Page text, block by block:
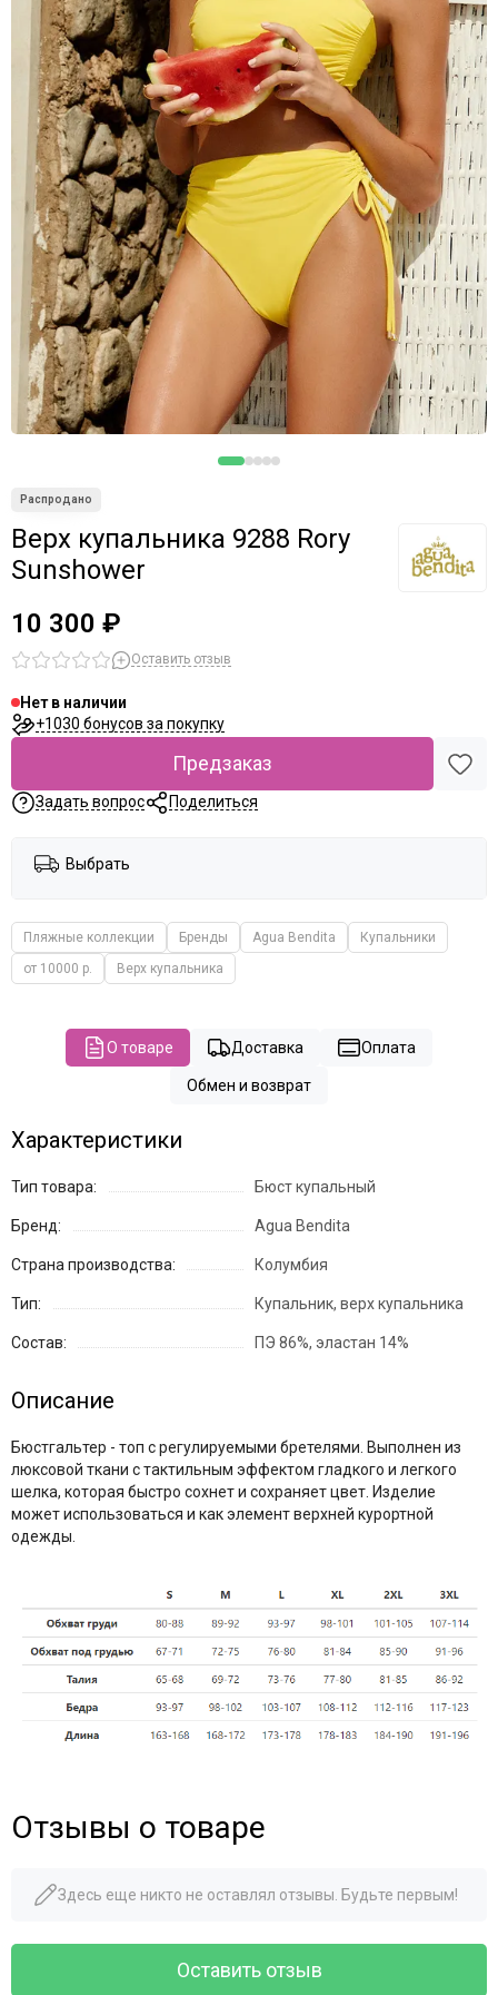
Верх купальника 9288 Rory
Sunshower
10 300 ₽
Оставить отзыв
Нет в наличии
+1030 бонусов за покупку
Предзаказ
Задать вопрос Поделиться
Выбрать
Пляжные коллекции Бренды Agua Bendita
Купальники
от 10000 р.
Верх купальника
О товаре Доставка Оплата
Обмен и возврат
Характеристики
Тип товара: Бюст купальный
Бренд: Agua Bendita
Страна производства: Колумбия
Тип: Купальник, верх купальника
Состав: ПЭ 86%, эластан 14%
Описание
Бюстгальтер - топ с регулируемыми бретелями. Выполнен из
люксовой ткани с тактильным эффектом гладкого и легкого
шелка, которая быстро сохнет и сохраняет цвет. Изделие
может использоваться и как элемент верхней курортной
одежды.
Отзывы о товаре
Здесь еще никто не оставлял отзывы. Будьте первым!
Оставить отзыв